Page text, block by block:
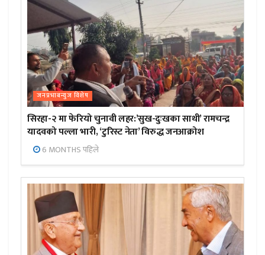
जनप्रभाबन्युज विशेष
सिरहा-२ मा फेरियो चुनावी लहर:’सुख-दुःखका साथी’ रामचन्द्र
यादवको पल्ला भारी, ‘टुरिस्ट नेता’ विरुद्ध जनआक्रोश
6 MONTHS पहिले